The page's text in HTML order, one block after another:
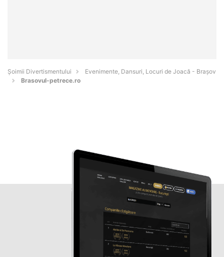
Şoimii Divertismentului
Evenimente, Dansuri, Locuri de Joacă - Braşov
Brasovul-petrece.ro